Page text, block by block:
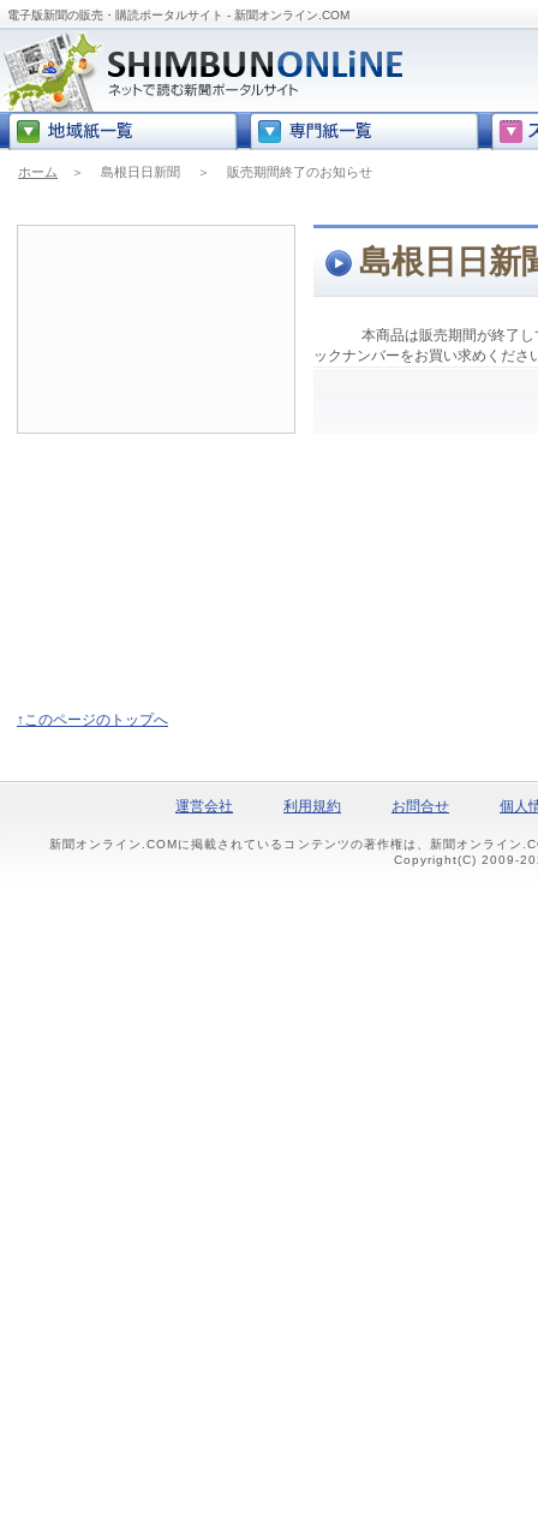
電子版新聞の販売・購読ポータルサイト - 新聞オンライン.COM
ホーム ＞ 島根日日新聞 ＞ 販売期間終了のお知らせ
島根日日新
本商品は販売期間が終了
ックナンバーをお買い求めくださ
↑このページのトップへ
運営会社 利用規約 お問合せ 個人
新聞オンライン.COMに掲載されているコンテンツの著作権は、新聞オンライン
Copyright(C) 2009-